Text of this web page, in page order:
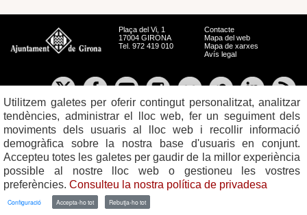
Plaça del Vi, 1
17004 GIRONA
Tel. 972 419 010
Contacte
Mapa del web
Mapa de xarxes
Avís legal
Utilitzem galetes per oferir contingut personalitzat, analitzar
tendències, administrar el lloc web, fer un seguiment dels
moviments dels usuaris al lloc web i recollir informació
demogràfica sobre la nostra base d'usuaris en conjunt.
Accepteu totes les galetes per gaudir de la millor experiència
possible al nostre lloc web o gestioneu les vostres
preferències. Consulteu la nostra política de privadesa
Configuració Accepta-ho tot Rebutja-ho tot